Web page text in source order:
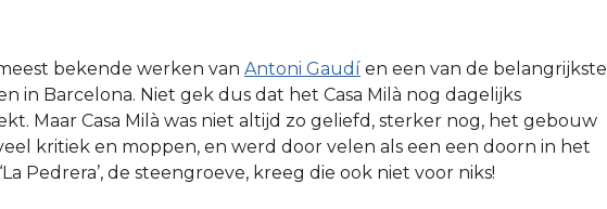
bekende werken van Antoni Gaudí en een van de belangrijkste
in Barcelona. Niet gek dus dat het Casa Milà nog dagelijks
Maar Casa Milà was niet altijd zo geliefd, sterker nog, het gebouw
kritiek en moppen, en werd door velen als een een doorn in het
Pedrera’, de steengroeve, kreeg die ook niet voor niks!